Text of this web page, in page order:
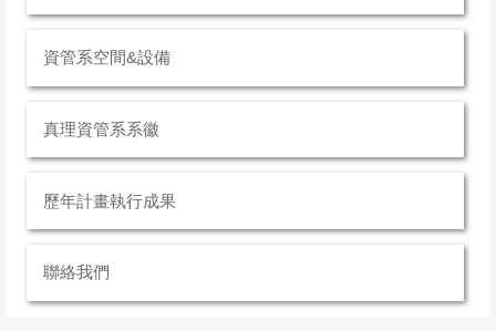
資管系空間&設備
真理資管系系徽
歷年計畫執行成果
聯絡我們